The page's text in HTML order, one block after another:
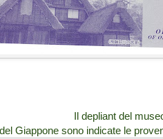
Il depliant del
Giappone sono indicate le